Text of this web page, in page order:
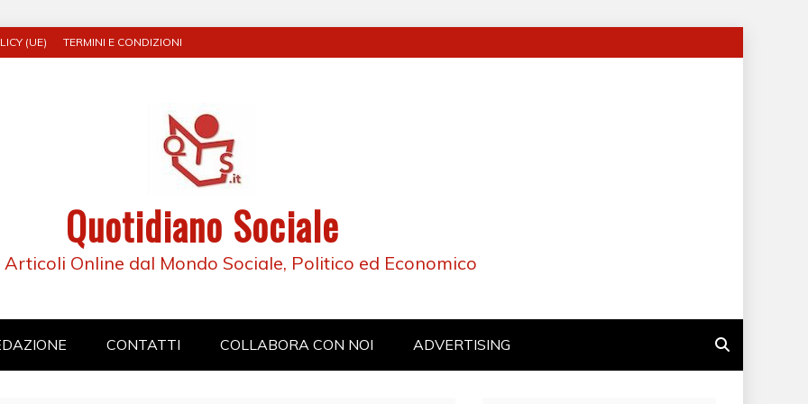
(UE) TERMINI E CONDIZIONI
Quotidiano Sociale
Articoli Online dal Mondo Sociale, Politico ed Economico
CONTATTI COLLABORA CON NOI ADVERTISING